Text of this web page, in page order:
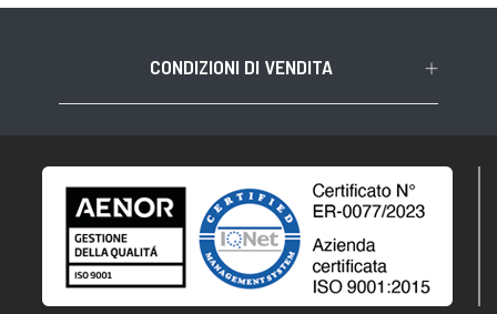
CONDIZIONI DI VENDITA